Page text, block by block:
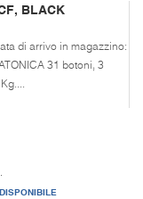
BLACK
di arrivo in magazzino:
31 botoni, 3